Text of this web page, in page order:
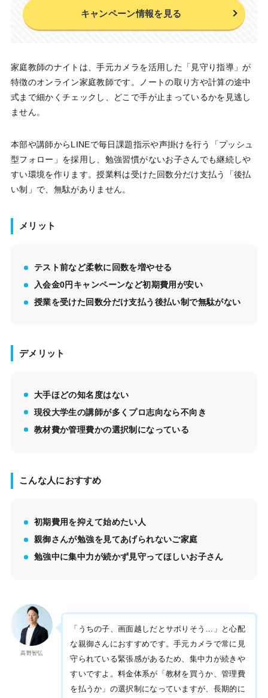
キャンペーン情報を見る
家庭教師のナイトは、手元カメラを活用した「見守り指導」が
特徴のオンライン家庭教師です。ノートの取り方や計算の途中
式まで細かくチェックし、どこで手が止まっているかを見逃し
ません。
本部や講師からLINEで毎日課題指示や声掛けを行う「プッシュ
型フォロー」を採用し、勉強習慣がないお子さんでも継続しや
すい環境を作ります。授業料は受けた回数分だけ支払う「後払
い制」で、無駄がありません。
メリット
テスト前など柔軟に回数を増やせる
入会金0円キャンペーンなど初期費用が安い
授業を受けた回数分だけ支払う後払い制で無駄がない
デメリット
大手ほどの知名度はない
現役大学生の講師が多くプロ志向なら不向き
教材費か管理費かの選択制になっている
こんな人におすすめ
初期費用を抑えて始めたい人
親御さんが勉強を見てあげられないご家庭
勉強中に集中力が続かず見守ってほしいお子さん
高野智弘
「うちの子、画面越しだとサボりそう…」と心配
な親御さんにおすすめです。手元カメラで常に見
守られている緊張感があるため、集中力が続きや
すいですよ。料金体系が「教材を買うか、管理費
を払うか」の選択制になっていますが、長期的に